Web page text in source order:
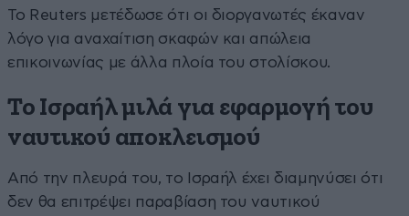
Το Reuters μετέδωσε ότι οι διοργανωτές έκαναν
λόγο για αναχαίτιση σκαφών και απώλεια
επικοινωνίας με άλλα πλοία του στολίσκου.
Το Ισραήλ μιλά για εφαρμογή του
ναυτικού αποκλεισμού
Από την πλευρά του, το Ισραήλ έχει διαμηνύσει ότι
δεν θα επιτρέψει παραβίαση του ναυτικού